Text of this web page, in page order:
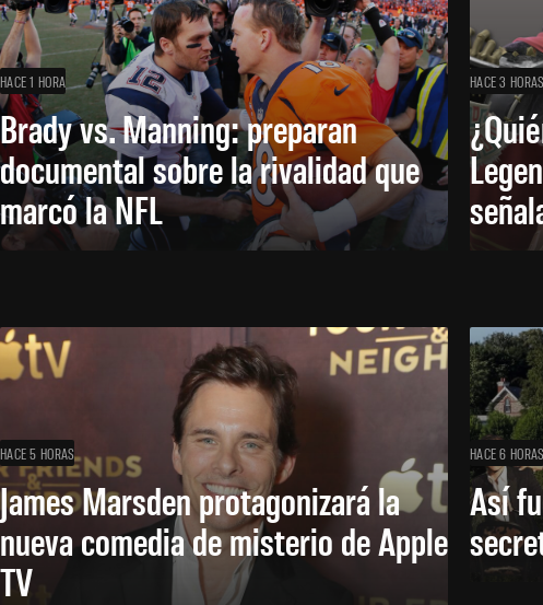
HACE 1 HORA
Brady vs. Manning: preparan
documental sobre la rivalidad que
marcó la NFL
HACE 3 HORAS
HACE 5 HORAS
James Marsden protagonizará la
nueva comedia de misterio de Apple
TV
HACE 6
Así